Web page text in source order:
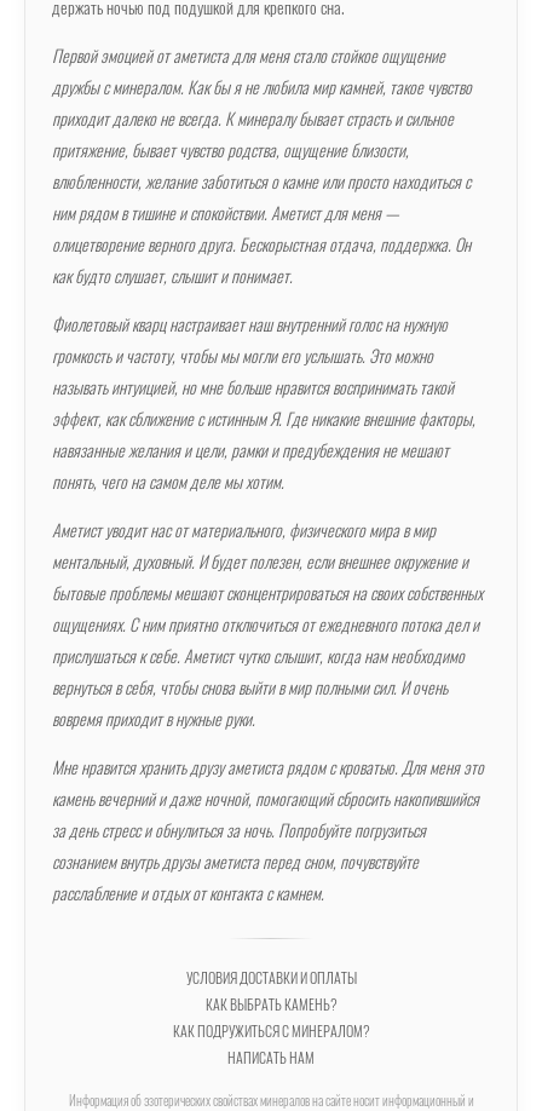
держать ночью под подушкой для крепкого сна.
Первой эмоцией от аметиста для меня стало стойкое ощущение
дружбы с минералом. Как бы я не любила мир камней, такое чувство
приходит далеко не всегда. К минералу бывает страсть и сильное
притяжение, бывает чувство родства, ощущение близости,
влюбленности, желание заботиться о камне или просто находиться с
ним рядом в тишине и спокойствии. Аметист для меня —
олицетворение верного друга. Бескорыстная отдача, поддержка. Он
как будто слушает, слышит и понимает.
Фиолетовый кварц настраивает наш внутренний голос на нужную
громкость и частоту, чтобы мы могли его услышать. Это можно
называть интуицией, но мне больше нравится воспринимать такой
эффект, как сближение с истинным Я. Где никакие внешние факторы,
навязанные желания и цели, рамки и предубеждения не мешают
понять, чего на самом деле мы хотим.
Аметист уводит нас от материального, физического мира в мир
ментальный, духовный. И будет полезен, если внешнее окружение и
бытовые проблемы мешают сконцентрироваться на своих собственных
ощущениях. С ним приятно отключиться от ежедневного потока дел и
прислушаться к себе. Аметист чутко слышит, когда нам необходимо
вернуться в себя, чтобы снова выйти в мир полными сил. И очень
вовремя приходит в нужные руки.
Мне нравится хранить друзу аметиста рядом с кроватью. Для меня это
камень вечерний и даже ночной, помогающий сбросить накопившийся
за день стресс и обнулиться за ночь. Попробуйте погрузиться
сознанием внутрь друзы аметиста перед сном, почувствуйте
расслабление и отдых от контакта с камнем.
УСЛОВИЯ ДОСТАВКИ И ОПЛАТЫ
КАК ВЫБРАТЬ КАМЕНЬ?
КАК ПОДРУЖИТЬСЯ С МИНЕРАЛОМ?
НАПИСАТЬ НАМ
Информация об эзотерических свойствах минералов на сайте носит информационный и